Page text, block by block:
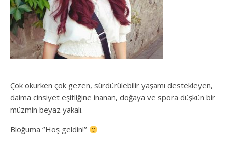
Çok okurken çok gezen, sürdürülebilir yaşamı destekleyen,
daima cinsiyet eşitliğine inanan, doğaya ve spora düşkün bir
müzmin beyaz yakalı.
Bloğuma ‘’Hoş geldin!’’